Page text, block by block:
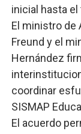
inicial hasta
El ministro de
Freund y el
Hernández
coordinar
SISMAP
El acuerdo